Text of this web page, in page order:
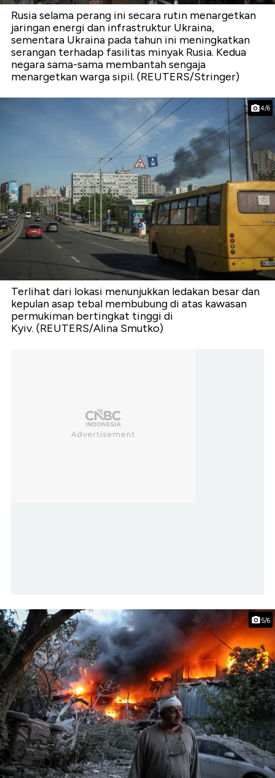
Rusia selama perang ini secara rutin menargetkan
jaringan energi dan infrastruktur Ukraina,
sementara Ukraina pada tahun ini meningkatkan
serangan terhadap fasilitas minyak Rusia. Kedua
negara sama-sama membantah sengaja
menargetkan warga sipil. (REUTERS/Stringer)
4/6
Terlihat dari lokasi menunjukkan ledakan besar dan
kepulan asap tebal membubung di atas kawasan
permukiman bertingkat tinggi di
Kyiv. (REUTERS/Alina Smutko)
5/6